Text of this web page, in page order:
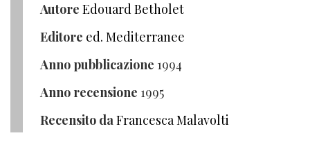
Autore Edouard Betholet
Editore ed. Mediterranee
Anno pubblicazione 1994
Anno recensione 1995
Recensito daFrancesca Malavolti